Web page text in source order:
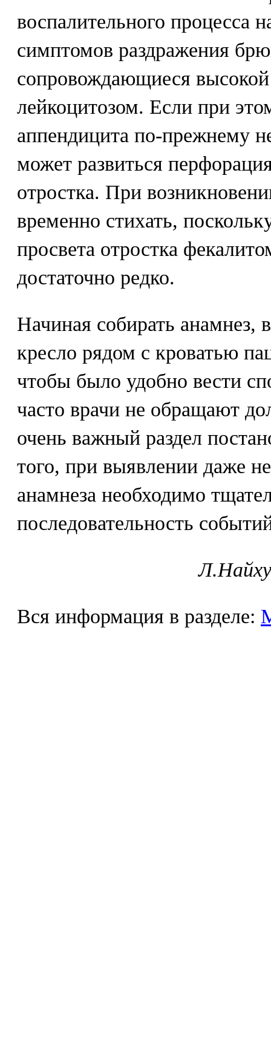
воспалительного процесса
симптомов раздражения
сопровождающиеся высокой
лейкоцитозом. Если при
аппендицита по-прежнему
может развиться
отростка. При
временно стихать,
просвета отростка
достаточно редко.
Начиная собирать анамнез,
кресло рядом с кроватью
чтобы было удобно вести
часто врачи не обращают
очень важный раздел
того, при выявлении даже
анамнеза необходимо
последовательность
Вся информация в разделе: